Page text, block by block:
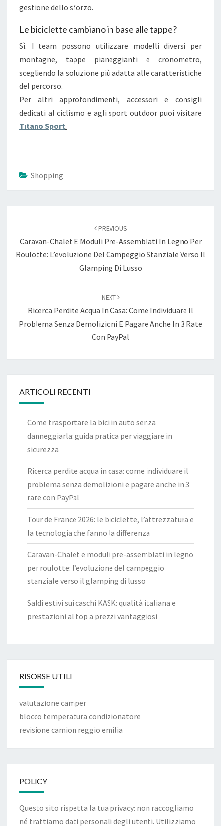
gestione dello sforzo.
Le biciclette cambiano in base alle tappe?
Sì. I team possono utilizzare modelli diversi per
montagne, tappe pianeggianti e cronometro,
scegliendo la soluzione più adatta alle caratteristiche
del percorso.
Per altri approfondimenti, accessori e consigli
dedicati al ciclismo e agli sport outdoor puoi visitare
Titano Sport.
Shopping
PREVIOUS
Caravan-Chalet E Moduli Pre-Assemblati In Legno Per
Roulotte: L’evoluzione Del Campeggio Stanziale Verso Il
Glamping Di Lusso
NEXT
Ricerca Perdite Acqua In Casa: Come Individuare Il
Problema Senza Demolizioni E Pagare Anche In 3 Rate
Con PayPal
ARTICOLI RECENTI
Come trasportare la bici in auto senza
danneggiarla: guida pratica per viaggiare in
sicurezza
Ricerca perdite acqua in casa: come individuare il
problema senza demolizioni e pagare anche in 3
rate con PayPal
Tour de France 2026: le biciclette, l’attrezzatura e
la tecnologia che fanno la differenza
Caravan-Chalet e moduli pre-assemblati in legno
per roulotte: l’evoluzione del campeggio
stanziale verso il glamping di lusso
Saldi estivi sui caschi KASK: qualità italiana e
prestazioni al top a prezzi vantaggiosi
RISORSE UTILI
valutazione camper
blocco temperatura condizionatore
revisione camion reggio emilia
POLICY
Questo sito rispetta la tua privacy: non raccogliamo
né trattiamo dati personali degli utenti. Utilizziamo